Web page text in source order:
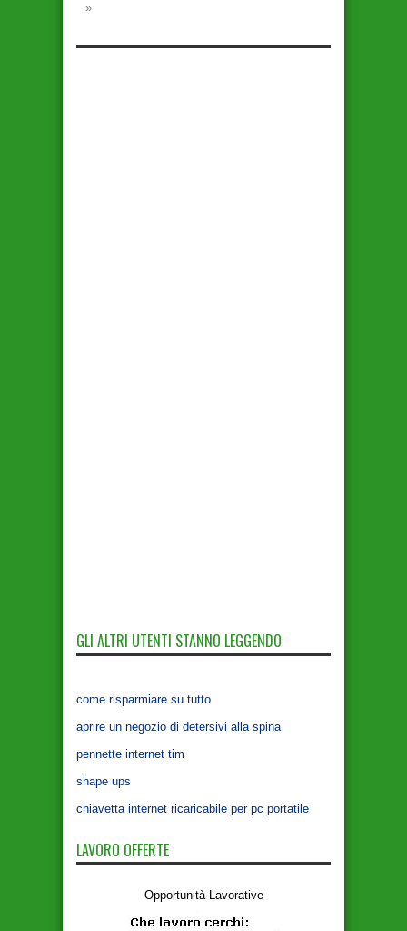
»
GLI ALTRI UTENTI STANNO LEGGENDO
come risparmiare su tutto
aprire un negozio di detersivi alla spina
pennette internet tim
shape ups
chiavetta internet ricaricabile per pc portatile
LAVORO OFFERTE
Opportunità Lavorative